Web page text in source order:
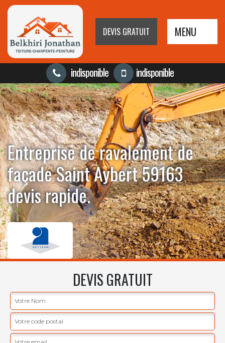
DEVIS GRATUIT MENU
indisponible indisponible
Entreprise de ravalement de
façade Saint Aybert 59163
devis rapide.
DEVIS GRATUIT